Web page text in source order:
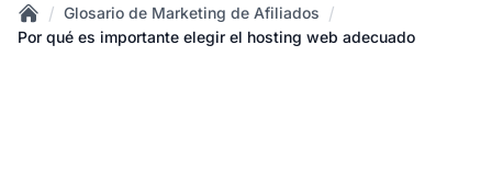
Home
/ Glosario de Marketing de Afiliados /
Por qué es importante elegir el hosting web adecuado